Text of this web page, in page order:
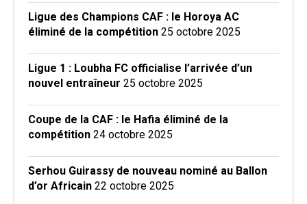
Ligue des Champions CAF : le Horoya AC
éliminé de la compétition 25 octobre 2025
Ligue 1 : Loubha FC officialise l’arrivée d’un
nouvel entraîneur 25 octobre 2025
Coupe de la CAF : le Hafia éliminé de la
compétition 24 octobre 2025
Serhou Guirassy de nouveau nominé au Ballon
d’or Africain 22 octobre 2025